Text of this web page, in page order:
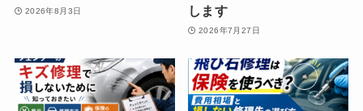
2026年8月3日
します
2026年7月27日